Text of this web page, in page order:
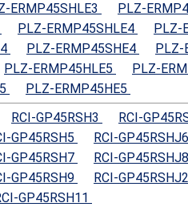
ERMP45SHLE3
PLZ-
PLZ-ERMP45SHLE4
PLZ-
PLZ-ERMP45SHE4
PLZ-
PLZ-ERMP45HLE5
PLZ-
PLZ-ERMP45HE5
RCI-GP45RSH3
RCI-
GP45RSH5
RCI-
GP45RSH7
RCI-
GP45RSH9
RCI-
GP45RSH11